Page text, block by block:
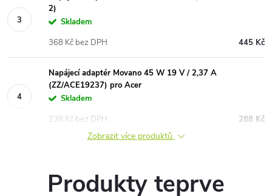
2)
Skladem
445 Kč
368 Kč bez DPH
Napájecí adaptér Movano 45 W 19 V / 2,37 A
(ZZ/ACE19237) pro Acer
Skladem
288 Kč
238 Kč bez DPH
Zobrazit více produktů
Produkty teprve